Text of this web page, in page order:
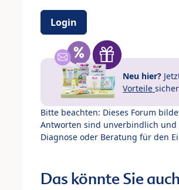
Login
Neu hier?
Vorteile
Bitte beachten: Dieses Forum
Antworten sind unverbindlich
Diagnose oder Beratung für den
Das könnte Sie